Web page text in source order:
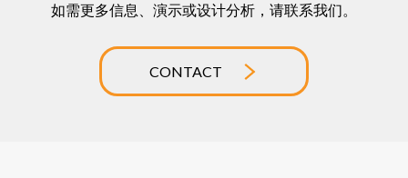
如需更多信息、演示或设计分析，请联系我们。
CONTACT